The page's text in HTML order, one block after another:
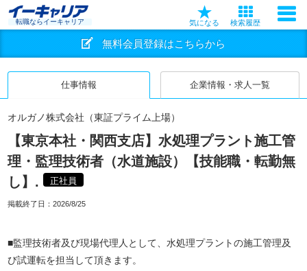
転職ならイーキャリア 気になる 検索履歴
無料会員登録はこちらから
仕事情報 企業情報・求人一覧
オルガノ株式会社（東証プライム上場）
【東京本社・関西支店】水処理プラント施工管
理・監理技術者（水道施設）【技能職・転勤無
し】.
正社員
掲載終了日： 2026/8/25
■監理技術者及び現場代理人として、水処理プラントの施工管理及
び試運転を担当して頂きます。